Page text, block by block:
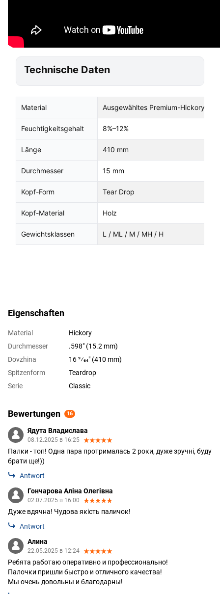
Technische Daten
Material Ausgewähltes Premium-Hickory
Feuchtigkeitsgehalt 8%–12%
Länge 410 mm
Durchmesser 15 mm
Kopf-Form Tear Drop
Kopf-Material Holz
Gewichtsklassen L / ML / M / MH / H
Eigenschaften
Material
Hickory
Durchmesser
.598" (15.2 mm)
Dovzhina
16 9⁄64" (410 mm)
Spitzenform
Teardrop
Serie
Classic
Bewertungen 16
Ядута Владислава
08.12.2025 в 16:25
Палки - топ! Одна пара протрималась 2 роки, дуже зручні, буду
брати ще!))
Antwort
Гончарова Аліна Олегівна
02.07.2025 в 16:00
Дуже вдячна! Чудова якість паличок!
Antwort
Алина
22.05.2025 в 12:24
Ребята работаю оперативно и профессионально!
Палочки пришли быстро и отличного качества!
Мы очень довольны и благодарны!